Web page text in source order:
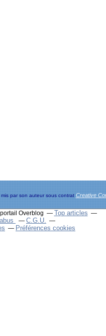
par son auteur sous contrat Creative
Overblog
Top articles
C.G.U.
Préférences cookies